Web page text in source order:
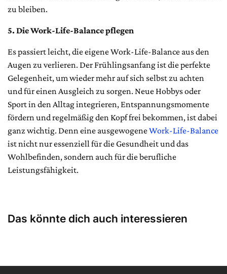
zu bleiben.
5. Die Work-Life-Balance pflegen
Es passiert leicht, die eigene Work-Life-Balance aus den
Augen zu verlieren. Der Frühlingsanfang ist die perfekte
Gelegenheit, um wieder mehr auf sich selbst zu achten
und für einen Ausgleich zu sorgen. Neue Hobbys oder
Sport in den Alltag integrieren, Entspannungsmomente
fördern und regelmäßig den Kopf frei bekommen, ist dabei
ganz wichtig. Denn eine ausgewogeneWork-Life-Balance
ist nicht nur essenziell für die Gesundheit und das
Wohlbefinden, sondern auch für die berufliche
Leistungsfähigkeit.
Das könnte dich auch interessieren